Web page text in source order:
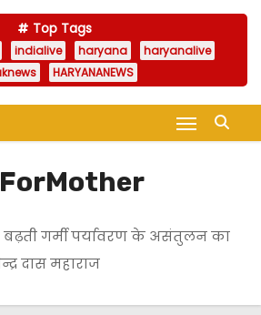
Top Tags
indialive haryana
haryanalive
HARYANANEWS
बढ़ती गर्मी पर्यावरण के असंतुलन का
दास महाराज